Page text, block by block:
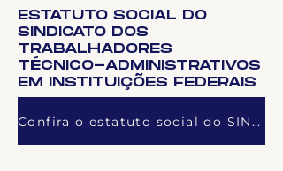
ESTATUTO SOCIAL DO
SINDICATO DOS
TRABALHADORES
TÉCNICO-ADMINISTRATIVOS
EM INSTITUIÇÕES FEDERAIS
Confira o estatuto social do SINTET-UFU